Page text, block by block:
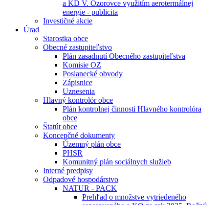
a KD V. Ozorovce využitím aerotermálnej
energie - publicita
Investičné akcie
Úrad
Starostka obce
Obecné zastupiteľstvo
Plán zasadnutí Obecného zastupiteľstva
Komisie OZ
Poslanecké obvody
Zápisnice
Uznesenia
Hlavný kontrolór obce
Plán kontrolnej činnosti Hlavného kontrolóra
obce
Štatút obce
Koncepčné dokumenty
Územný plán obce
PHSR
Komunitný plán sociálnych služieb
Interné predpisy
Odpadové hospodárstvo
NATUR - PACK
Prehľad o množstve vytriedeného